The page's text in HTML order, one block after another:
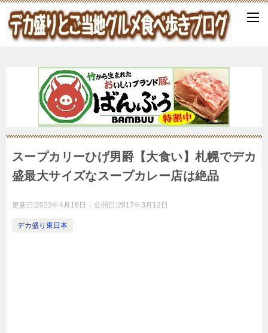
スープカリーひげ男爵【大食い】札幌でデカ
盛最大サイズなスープカレー店は絶品
更新日:2023年4月18日 公開日:2017年3月12日
デカ盛り東日本